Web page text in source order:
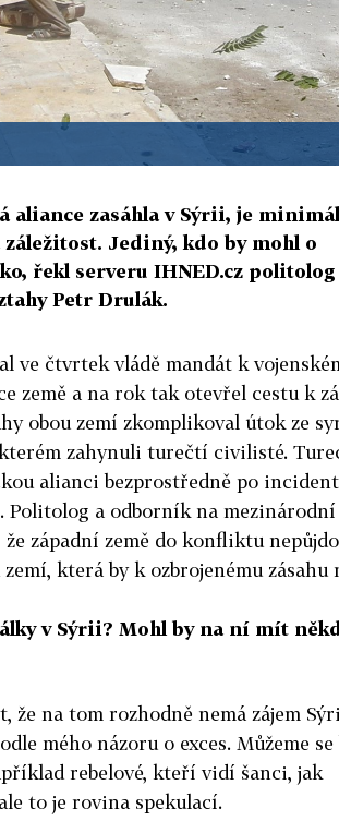
aliance zasáhla v Sýrii, je
Jediný, kdo by mohl o
řekl serveru IHNED.cz politolog
Petr Drulák.
ve čtvrtek vládě mandát k
země a na rok tak otevřel cestu k
obou zemí zkomplikoval útok ze
zahynuli turečtí civilisté.
alianci bezprostředně po
Politolog a odborník na
západní země do konfliktu
která by k ozbrojenému zásahu
v Sýrii? Mohl by na ní mít
na tom rozhodně nemá zájem
mého názoru o exces. Můžeme
rebelové, kteří vidí šanci, jak
to je rovina spekulací.